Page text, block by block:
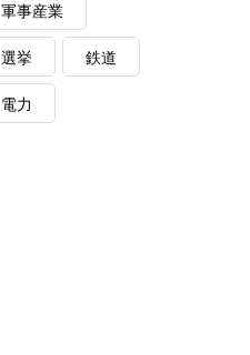
軍事産業
選挙 鉄道
電力